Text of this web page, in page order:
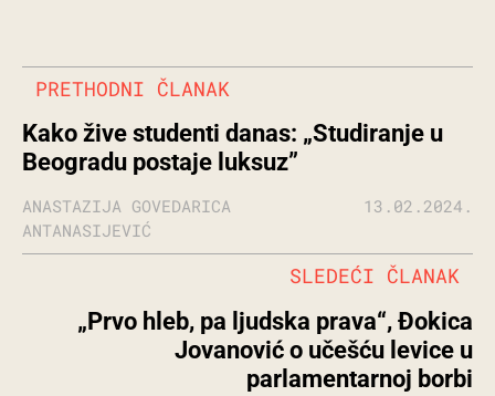
PRETHODNI ČLANAK
Kako žive studenti danas: „Studiranje u
Beogradu postaje luksuz”
ANASTAZIJA GOVEDARICA
ANTANASIJEVIĆ
13.02.2024.
„Prvo hleb, pa ljudska prava“, Đokica
Jovanović o učešću levice u
parlamentarnoj borbi
SLEDEĆI ČLANAK